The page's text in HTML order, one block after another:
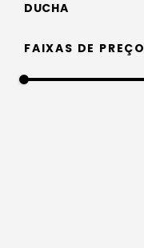
Chuveiros
DUCHA
127V
FAIXAS DE PREÇO